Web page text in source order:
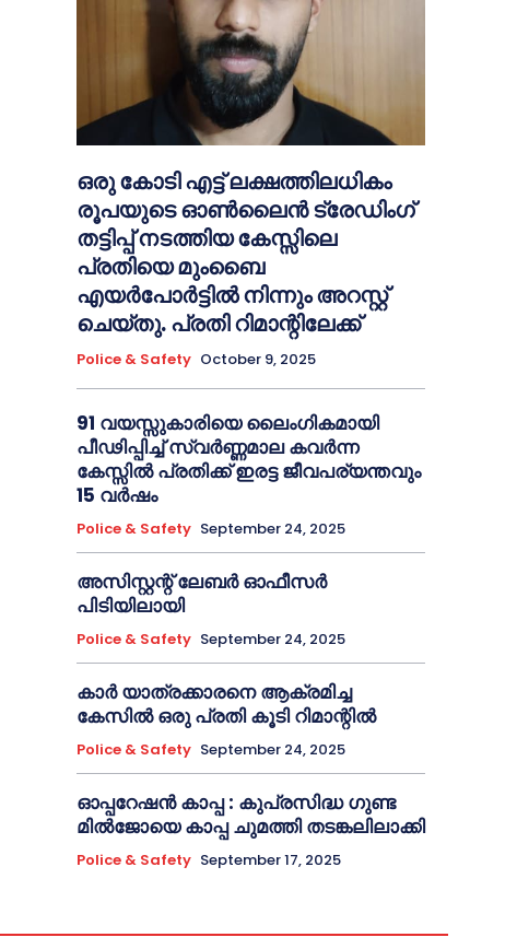
ഒരു കോടി എട്ട് ലക്ഷത്തിലധികം
രൂപയുടെ ഓൺലൈൻ ട്രേഡിംഗ്
തട്ടിപ്പ് നടത്തിയ കേസ്സിലെ
പ്രതിയെ മുംബൈ
എയർപോർട്ടിൽ നിന്നും അറസ്റ്റ്
ചെയ്തു. പ്രതി റിമാന്റിലേക്ക്
Police & Safety October 9, 2025
91 വയസ്സുകാരിയെ ലൈംഗികമായി
പീഢിപ്പിച്ച് സ്വർണ്ണമാല കവർന്ന
കേസ്സിൽ പ്രതിക്ക് ഇരട്ട ജീവപര്യന്തവും
15 വർഷം
Police & Safety September 24, 2025
അസിസ്റ്റന്റ് ലേബർ ഓഫീസർ
പിടിയിലായി
Police & Safety September 24, 2025
കാർ യാത്രക്കാരനെ ആക്രമിച്ച
കേസിൽ ഒരു പ്രതി കൂടി റിമാന്റിൽ
Police & Safety September 24, 2025
ഓപ്പറേഷൻ കാപ്പ : കുപ്രസിദ്ധ ഗുണ്ട
മിൽജോയെ കാപ്പ ചുമത്തി തടങ്കലിലാക്കി
Police & Safety September 17, 2025